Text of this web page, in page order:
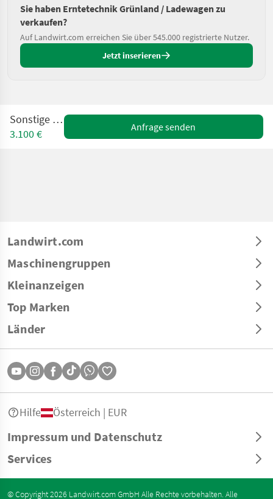
Sie haben Erntetechnik Grünland / Ladewagen zu
verkaufen?
Auf Landwirt.com erreichen Sie über 545.000 registrierte Nutzer.
Jetzt inserieren
Sonstige Super
3.100 €
Anfrage senden
Landwirt.com
Maschinengruppen
Kleinanzeigen
Top Marken
Länder
Impressum und Datenschutz
Services
Hilfe Österreich | EUR
© Copyright 2026 Landwirt.com GmbH Alle Rechte vorbehalten. Alle